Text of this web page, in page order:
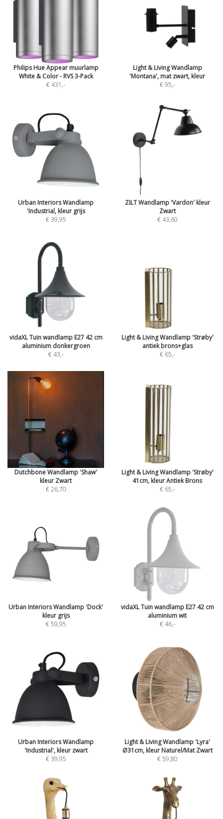
Philips Hue Appear muurlamp
White & Color - RVS 3-Pack
€ 431 ,-
Light & Living Wandlamp
'Montana', mat zwart, kleur
€ 95,-
Urban Interiors Wandlamp
'Industrial, kleur grijs
€ 39,95
ZILT Wandlamp 'Vardon' kleur
Zwart
€ 43,60
vidaXL Tuin wandlamp E27 42 cm
aluminium donkergroen
€ 43,-
Light & Living Wandlamp 'Strøby'
antiek brons+glas
€ 65,-
Dutchbone Wandlamp 'Shaw'
kleur Zwart
€ 26,70
Light & Living Wandlamp 'Strøby'
41cm, kleur Antiek Brons
€ 65,-
Urban Interiors Wandlamp 'Dock'
kleur grijs
€ 59,95
vidaXL Tuin wandlamp E27 42 cm
aluminium wit
€ 46,-
Urban Interiors Wandlamp
'Industrial', kleur zwart
€ 39,95
Light & Living Wandlamp 'Lyra'
Ø31cm, kleur Naturel/Mat Zwart
€ 59,80